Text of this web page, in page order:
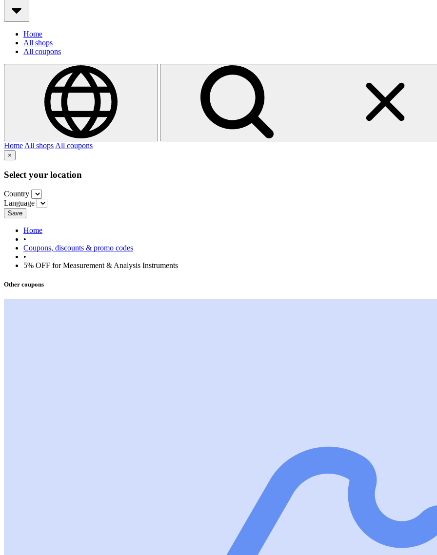
Home
All shops
All coupons
HomeAll shopsAll coupons
×
Select your location
Country
Language
Save
Home
•
Coupons, discounts & promo codes
•
5% OFF for Measurement & Analysis Instruments
Other coupons